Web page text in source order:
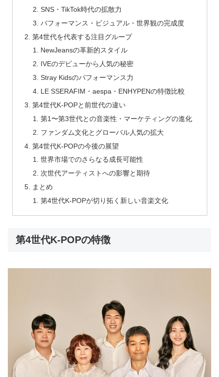
SNS・TikTok時代の拡散力
パフォーマンス・ビジュアル・世界観の完成度
第4世代を代表する注目グループ
NewJeansの革新的スタイル
IVEのデビューから人気の秘密
Stray Kidsのパフォーマンス力
LE SSERAFIM・aespa・ENHYPENの特徴比較
第4世代K-POPと前世代の違い
第1〜第3世代との音楽性・マーケティングの進化
ファンダム文化とグローバル人気の拡大
第4世代K-POPの今後の展望
世界市場でのさらなる成長可能性
次世代アーティストへの影響と期待
まとめ
第4世代K-POPが切り拓く新しい音楽文化
第4世代K-POPの特徴